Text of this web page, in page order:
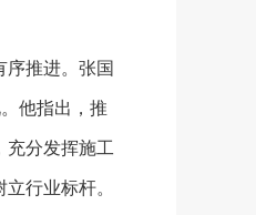
推进。张国
他指出，推
充分发挥施工
行业标杆。